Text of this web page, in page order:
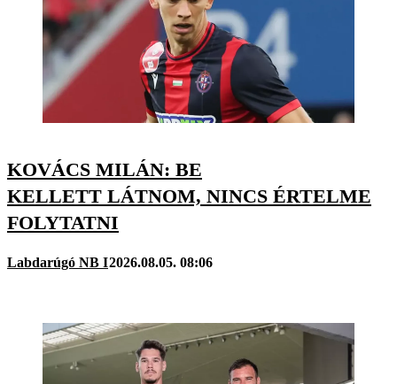
KOVÁCS MILÁN: BE
KELLETT LÁTNOM, NINCS ÉRTELME
FOLYTATNI
Labdarúgó NB I2026.08.05. 08:06